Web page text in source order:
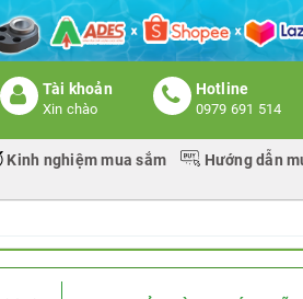
Tài khoản
Xin chào
Hotline
0979 691 514
Kinh nghiệm mua sắm Hướng dẫn